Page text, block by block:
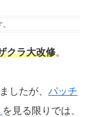
クラ大改修。
したが、 パッチ
を見る限りでは、